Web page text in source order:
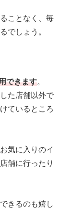
ことなく、毎
でしょう。
できます。
た店舗以外で
ているところ
気に入りのイ
舗に行ったり
きるのも嬉し